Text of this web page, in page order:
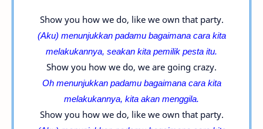
Show you how we do, like we own that party.
(Aku) menunjukkan padamu bagaimana cara kita
melakukannya, seakan kita pemilik pesta itu.
Show you how we do, we are going crazy.
Oh menunjukkan padamu bagaimana cara kita
melakukannya, kita akan menggila.
Show you how we do, like we own that party.